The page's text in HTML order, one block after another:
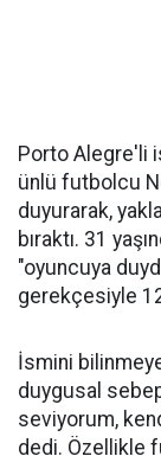
Porto Alegre'li
ünlü futbolcu
duyurarak,
bıraktı. 31
"oyuncuya
gerekçesiyle
İsmini
duygusal
seviyorum,
dedi. Özellikle